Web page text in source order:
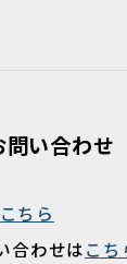
い合わせ
こちら
合わせはこち